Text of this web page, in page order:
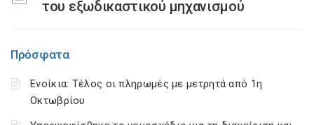
του εξωδικαστικού μηχανισμού
Πρόσφατα
Ενοίκια: Τέλος οι πληρωμές με μετρητά από 1η
Οκτωβρίου